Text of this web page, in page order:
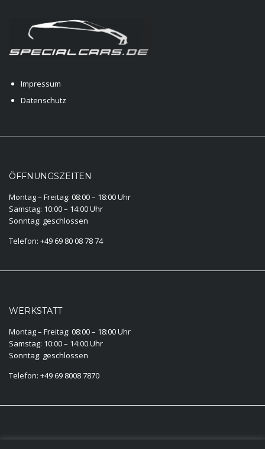
Impressum
Datenschutz
ÖFFNUNGSZEITEN
Montag – Freitag: 08:00 – 18:00 Uhr
Samstag: 10:00 – 14:00 Uhr
Sonntag: geschlossen
Telefon: +49 69 80 08 78 74
WERKSTATT
Montag – Freitag: 08:00 – 18:00 Uhr
Samstag: 10:00 – 14:00 Uhr
Sonntag: geschlossen
Telefon: +49 69 8008 7870